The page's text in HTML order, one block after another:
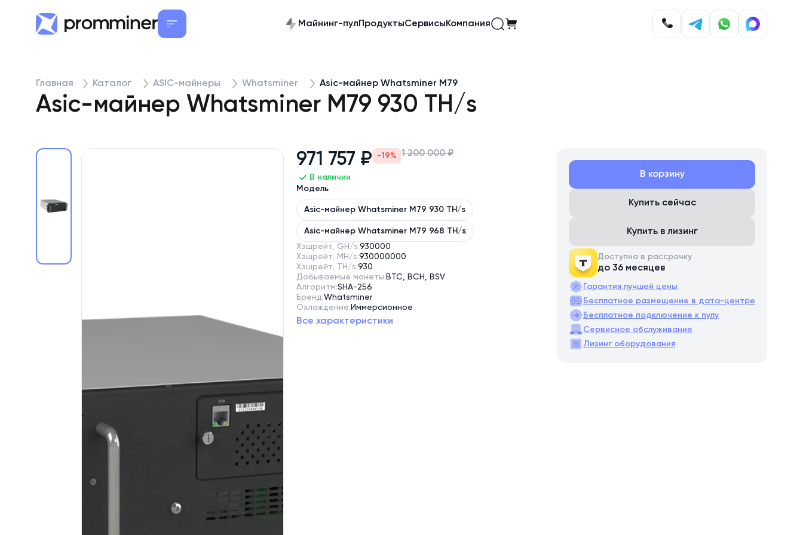
Майнинг-пулПродуктыСервисыКомпания
Главная Каталог ASIC-майнеры Whatsminer Asic-майнер Whatsminer M79
Asic-майнер Whatsminer M79 930 TH/s
971 757 ₽ -19% 1 200 000 ₽
В наличии
Модель
Asic-майнер Whatsminer M79 930 TH/s
Asic-майнер Whatsminer M79 968 TH/s
Хэшрейт, GH/s:930000
Хэшрейт, MH/s:930000000
Хэшрейт, TH/s:930
Добываемые монеты: BTC, BCH, BSV
Алгоритм:SHA-256
Бренд:Whatsminer
Охлаждение: Иммерсионное
Все характеристики
В корзину
Купить сейчас
Купить в лизинг
Доступно в рассрочку
до 36 месяцев
Гарантия лучшей цены
Бесплатное размещение в дата-центре
Бесплатное подключение к пулу
Сервисное обслуживание
Лизинг оборудования